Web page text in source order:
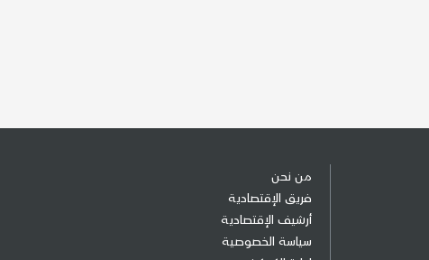
من نحن
فريق الإقتصادية
أرشيف الإقتصادية
سياسة الخصوصية